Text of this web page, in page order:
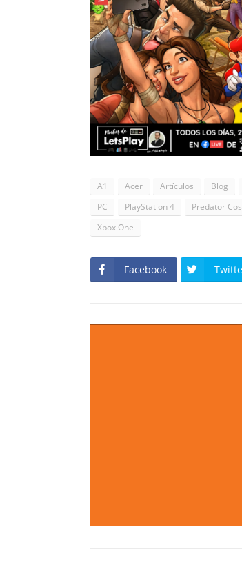
A1 Acer Artículos Blog
PC
PlayStation 4 Predator
Xbox One
Facebook